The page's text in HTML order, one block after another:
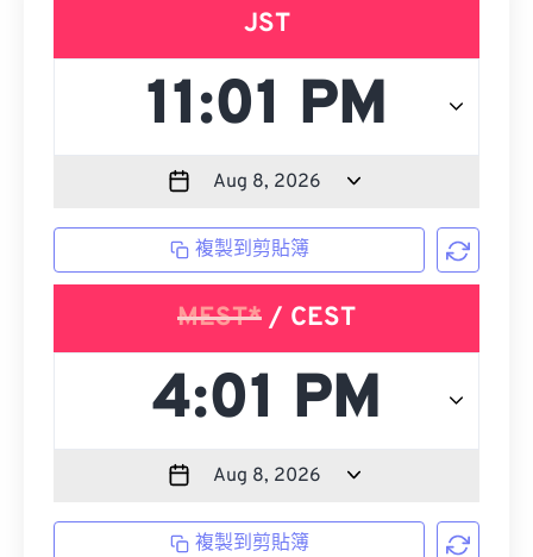
JST
複製到剪貼簿
MEST* / CEST
複製到剪貼簿